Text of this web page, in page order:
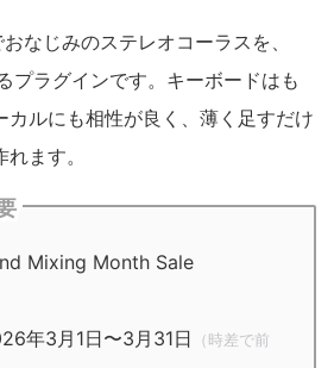
なじみのステレオコーラスを、
プラグインです。キーボードはも
カルにも相性が良く、薄く足すだけ
ます。
Mixing Month Sale
年3月1日〜3月31日
（時差で前